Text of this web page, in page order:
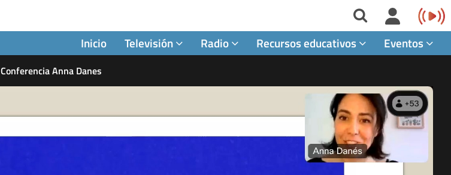
Inicio Televisión Radio Recursos educativos Eventos
Conferencia Anna Danes